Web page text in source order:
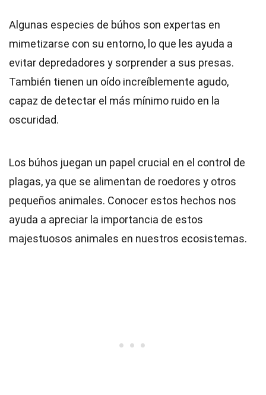
Algunas especies de búhos son expertas en
mimetizarse con su entorno, lo que les ayuda a
evitar depredadores y sorprender a sus presas.
También tienen un oído increíblemente agudo,
capaz de detectar el más mínimo ruido en la
oscuridad.
Los búhos juegan un papel crucial en el control de
plagas, ya que se alimentan de roedores y otros
pequeños animales. Conocer estos hechos nos
ayuda a apreciar la importancia de estos
majestuosos animales en nuestros ecosistemas.